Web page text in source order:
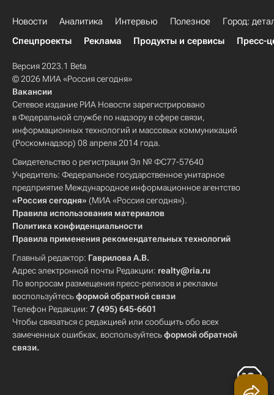
Новости Аналитика Интервью Полезное
Город:
Спецпроекты
Реклама Продукты и сервисы Пресс-
Версия 2023.1 Beta
© 2026 МИА «Россия сегодня»
Вакансии
Сетевое издание РИА Новости зарегистрировано
в Федеральной службе по надзору в сфере связи,
информационных технологий и массовых коммуникаций
(Роскомнадзор) 08 апреля 2014 года.
Свидетельство о регистрации Эл № ФС77-57640
Учредитель: Федеральное государственное унитарное
предприятие Международное информационное агентство
«Россия сегодня» (МИА «Россия сегодня»).
Правила использования материалов
Политика конфиденциальности
Правила применения рекомендательных технологий
Главный редактор: Гаврилова А.В.
Адрес электронной почты Редакции: realty@ria.ru
По вопросам размещения пресс-релизов и рекламы
воспользуйтесьформой обратной связи
Телефон Редакции: 7 (495) 645-6601
Чтобы связаться с редакцией или сообщить обо всех
замеченных ошибках, воспользуйтесьформой обратной
связи.